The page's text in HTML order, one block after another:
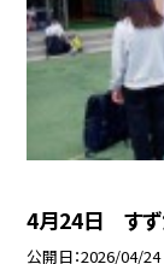
4月24日 す
公開日 2026/04/24